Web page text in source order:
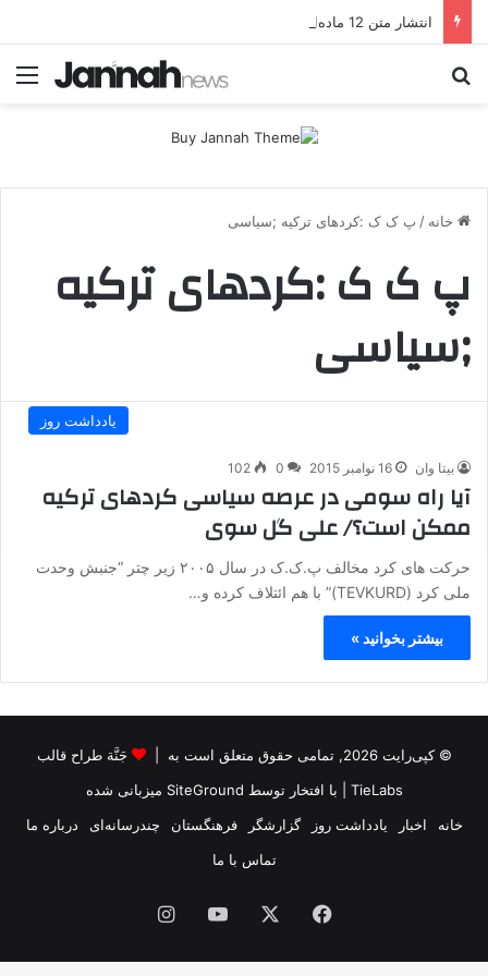
انتشار متن 12 ماده‌ای توافق نهایی بین ترکیه و پ.ک.ک
خانه / پ ک ک :کردهای ترکیه ;سیاسی
پ ک ک :کردهای ترکیه
;سیاسی
یادداشت روز
بیتا وان 16 نوامبر 2015 0
102
آیا راه سومی در عرصه سیاسی کردهای ترکیه
ممکن است؟/ علی گل سوی
حرکت های کرد مخالف پ.ک.ک در سال ۲۰۰۵ زیر چتر “جنبش وحدت
ملی کرد (TEVKURD)” با هم ائتلاف کرده و…
بیشتر بخوانید »
© کپی‌رایت 2026, تمامی حقوق متعلق است به |
جَنَّة طراح قالب
TieLabs | با افتخار توسط SiteGround میزبانی شده
خانه
اخبار یادداشت روز گزارشگر فرهنگستان چندرسانه‌ای
درباره ما
تماس با ما
فیس
بوک
یوتیوب